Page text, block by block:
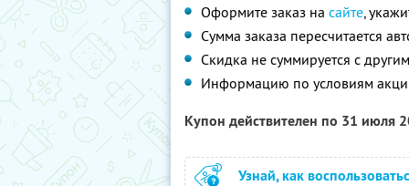
Оформите заказ на сайте,
Сумма заказа пересчитается
Скидка не суммируется с
Информацию по условиям
Купон действителен по 31 июля
Узнай, как